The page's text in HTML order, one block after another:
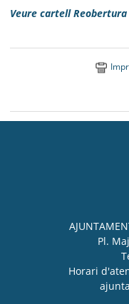
Veure cartell Reobertura
Pl.
Horari